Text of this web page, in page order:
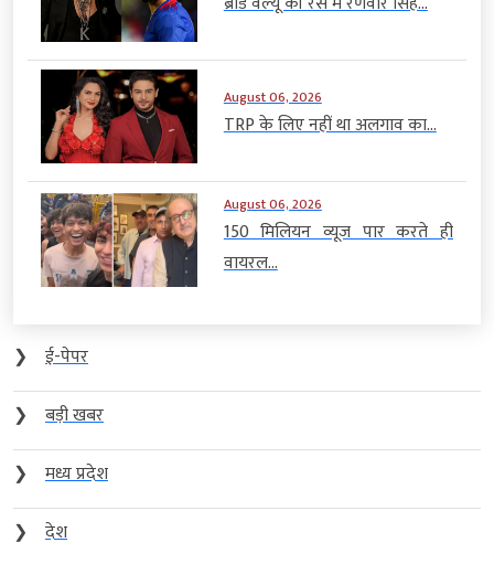
August 06, 2026
TRP के लिए नहीं था अलगाव का...
August 06, 2026
150 मिलियन व्यूज पार करते ही
वायरल...
❯
ई-पेपर
❯
बड़ी खबर
❯
मध्य प्रदेश
❯
देश